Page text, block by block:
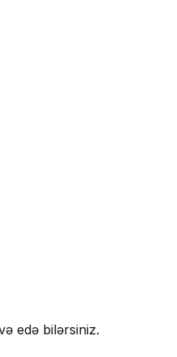
edə bilərsiniz.